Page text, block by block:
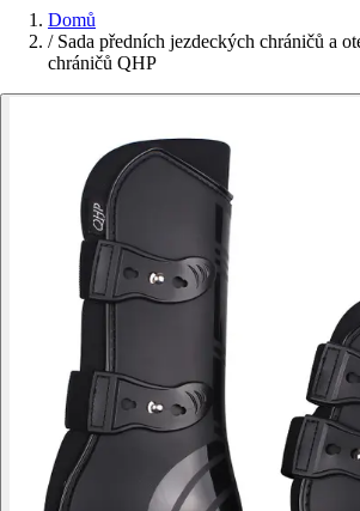
Domů
/ Sada předních jezdeckých chráničů a
chráničů QHP